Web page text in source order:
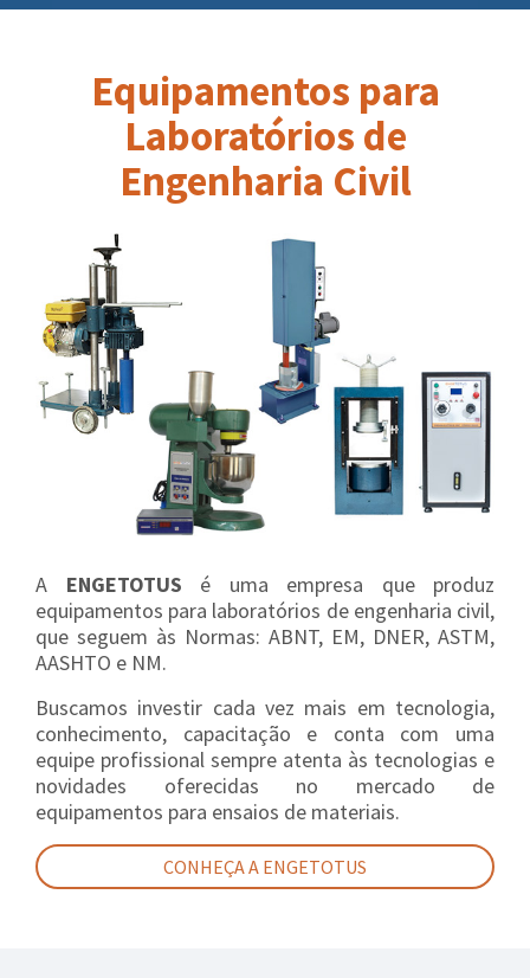
Equipamentos para
Laboratórios de
Engenharia Civil
A ENGETOTUS é uma empresa que produz
equipamentos para laboratórios de engenharia civil,
que seguem às Normas: ABNT, EM, DNER, ASTM,
AASHTO e NM.
Buscamos investir cada vez mais em tecnologia,
conhecimento, capacitação e conta com uma
equipe profissional sempre atenta às tecnologias e
novidades oferecidas no mercado de
equipamentos para ensaios de materiais.
CONHEÇA A ENGETOTUS